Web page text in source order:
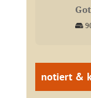
notiert &